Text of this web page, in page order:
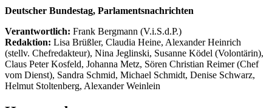
Deutscher Bundestag, Parlamentsnachrichten
Verantwortlich: Frank Bergmann (V.i.S.d.P.)
Redaktion: Lisa Brüßler, Claudia Heine, Alexander Heinrich
(stellv. Chefredakteur), Nina Jeglinski, Susanne Ködel (Volontärin),
Claus Peter Kosfeld, Johanna Metz, Sören Christian Reimer (Chef
vom Dienst), Sandra Schmid, Michael Schmidt, Denise Schwarz,
Helmut Stoltenberg, Alexander Weinlein